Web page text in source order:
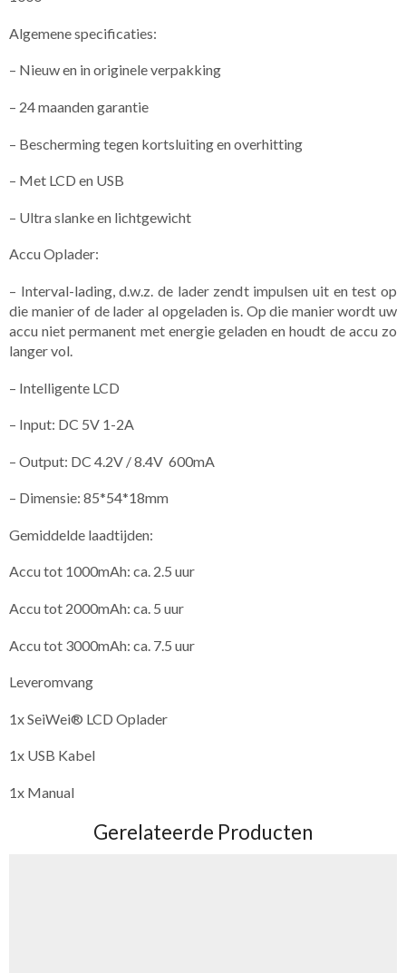
Algemene specificaties:
– Nieuw en in originele verpakking
– 24 maanden garantie
– Bescherming tegen kortsluiting en overhitting
– Met LCD en USB
– Ultra slanke en lichtgewicht
Accu Oplader:
– Interval-lading, d.w.z. de lader zendt impulsen uit en test op
die manier of de lader al opgeladen is. Op die manier wordt uw
accu niet permanent met energie geladen en houdt de accu zo
langer vol.
– Intelligente LCD
– Input: DC 5V 1-2A
– Output: DC 4.2V / 8.4V 600mA
– Dimensie: 85*54*18mm
Gemiddelde laadtijden:
Accu tot 1000mAh: ca. 2.5 uur
Accu tot 2000mAh: ca. 5 uur
Accu tot 3000mAh: ca. 7.5 uur
Leveromvang
1x SeiWei® LCD Oplader
1x USB Kabel
1x Manual
Gerelateerde Producten